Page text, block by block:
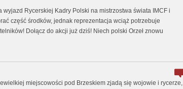
wyjazd Rycerskiej Kadry Polski na mistrzostwa świata IMCF i
część środków, jednak reprezentacja wciąż potrzebuje
Dołącz do akcji już dziś! Niech polski Orzeł znowu
miejscowości pod Brzeskiem zjadą się wojowie i rycerze,